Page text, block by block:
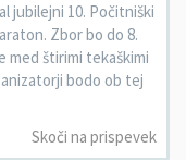
jubilejni 10. Počitniški
Zbor bo do 8.
med štirimi tekaškimi
bodo ob tej
Skoči na prispevek